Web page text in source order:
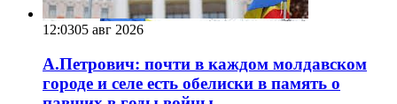
12:0305 авг 2026
А.Петрович: почти в каждом молдавском
городе и селе есть обелиски в память о